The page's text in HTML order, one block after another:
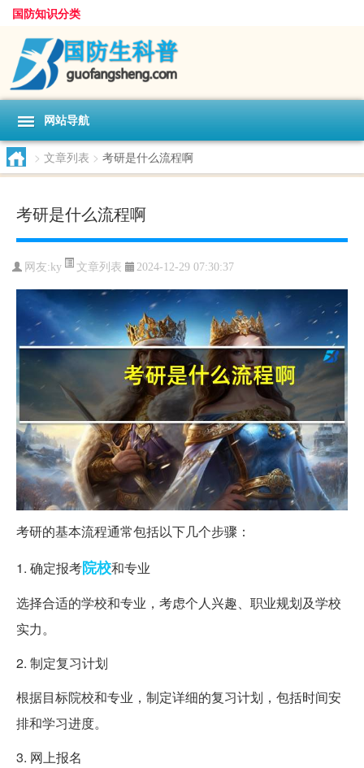
国防知识分类
网站导航
> 文章列表 > 考研是什么流程啊
考研是什么流程啊
网友:ky 文章列表 2024-12-29 07:30:37
考研的基本流程通常包括以下几个步骤：
1. 确定报考院校和专业
选择合适的学校和专业，考虑个人兴趣、职业规划及学校
实力。
2. 制定复习计划
根据目标院校和专业，制定详细的复习计划，包括时间安
排和学习进度。
3. 网上报名